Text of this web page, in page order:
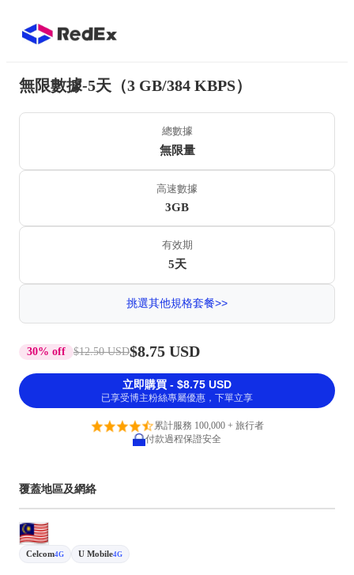
無限數據-5天（3 GB/384 KBPS）
總數據
無限量
高速數據
3GB
有效期
5天
挑選其他規格套餐>>
30% off $12.50 USD$8.75 USD
立即購買 - $8.75 USD
已享受博主粉絲專屬優惠，下單立享
累計服務 100,000 + 旅行者
付款過程保證安全
覆蓋地區及網絡
Celcom4G U Mobile4G